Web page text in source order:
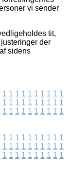
vi sender
tit,
der
sidens
1 1 1 1 1 1 1 1 1 1
1 1 1 1 1 1 1 1 1 1
1 1 1 1 1 1 1 1 1 1
1 1 1 1 1 1 1 1 1 1
1 1 1 1 1 1 1 1 1 1
1 1 1 1 1 1 1 1 1 1